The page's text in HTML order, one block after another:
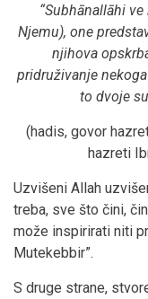
“Subhānallāhi
Njemu), one
njihova
pridruživanje
to dvoje
(hadis, govor
hazreti
Uzvišeni Allah
treba, sve što čini,
može inspirirati niti
Mutekebbir”.
S druge strane,